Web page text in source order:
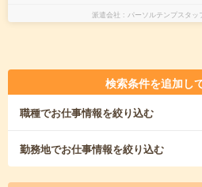
派遣会社 パーソルテンプスタ
検索条件を追加し
職種でお仕事情報を絞り込む
勤務地でお仕事情報を絞り込む